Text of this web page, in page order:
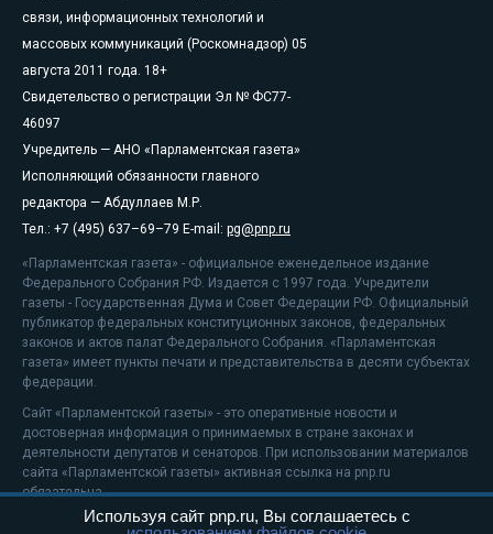
связи, информационных технологий и
массовых коммуникаций (Роскомнадзор) 05
августа 2011 года. 18+
Свидетельство о регистрации Эл № ФС77-
46097
Учредитель — АНО «Парламентская газета»
Исполняющий обязанности главного
редактора — Абдуллаев М.Р.
Тел.: +7 (495) 637–69–79 E-mail: pg@pnp.ru
«Парламентская газета» - официальное еженедельное издание
Федерального Собрания РФ. Издается с 1997 года. Учредители
газеты - Государственная Дума и Совет Федерации РФ. Официальный
публикатор федеральных конституционных законов, федеральных
законов и актов палат Федерального Собрания. «Парламентская
газета» имеет пункты печати и представительства в десяти субъектах
федерации.
Сайт «Парламентской газеты» - это оперативные новости и
достоверная информация о принимаемых в стране законах и
деятельности депутатов и сенаторов. При использовании материалов
сайта «Парламентской газеты» активная ссылка на pnp.ru
обязательна.
На информационном ресурсе применяютсярекомендательные
Используя сайт pnp.ru, Вы соглашаетесь с